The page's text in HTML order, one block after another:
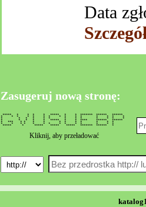
Data
Zasugeruj nową stronę:
***** * * * * ***** * * ******* ****** ******
* * * * * * * * * * * * * * *
* * * * * * * * * * * * *
* * * * * ***** * * **** ****** ******
* *** * * * * * * * * * * *
* * * * * * * * * * * * * *
***** * ***** ***** ***** ******* ****** *
Kliknij, aby przeładować